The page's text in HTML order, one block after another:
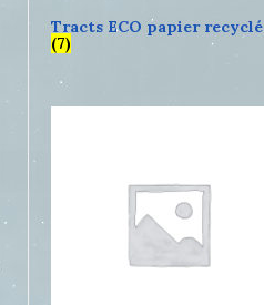
Tracts ECO papier recyclé
(7)